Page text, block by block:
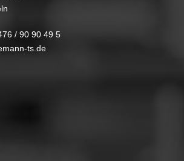
/ 90 90 49 5
ts.de